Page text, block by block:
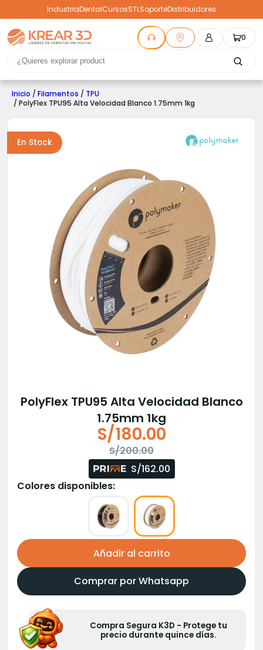
IndustriaDentalCursosSTLSoporteDistribuidores
0
Inicio / Filamentos / TPU
/ PolyFlex TPU95 Alta Velocidad Blanco 1.75mm 1kg
En Stock
PolyFlex TPU95 Alta Velocidad Blanco
1.75mm 1kg
S/200.00
original
S/180.00
actual
S/162.00
Colores disponibles:
Añadir al carrito
Comprar por Whatsapp
Compra Segura K3D - Protege tu
precio durante quince días.